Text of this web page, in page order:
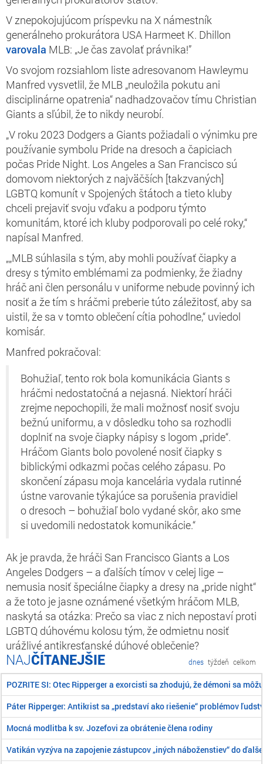
V znepokojujúcom príspevku na X námestník
generálneho prokurátora USA Harmeet K. Dhillon
varovala MLB: „Je čas zavolať právnika!”
Vo svojom rozsiahlom liste adresovanom Hawleymu
Manfred vysvetlil, že MLB „neuložila pokutu ani
disciplinárne opatrenia“ nadhadzovačov tímu Christian
Giants a sľúbil, že to nikdy neurobí.
„V roku 2023 Dodgers a Giants požiadali o výnimku pre
používanie symbolu Pride na dresoch a čapiciach
počas Pride Night. Los Angeles a San Francisco sú
domovom niektorých z najväčších [takzvaných]
LGBTQ komunít v Spojených štátoch a tieto kluby
chceli prejaviť svoju vďaku a podporu týmto
komunitám, ktoré ich kluby podporovali po celé roky,“
napísal Manfred.
„„MLB súhlasila s tým, aby mohli používať čiapky a
dresy s týmito emblémami za podmienky, že žiadny
hráč ani člen personálu v uniforme nebude povinný ich
nosiť a že tím s hráčmi preberie túto záležitosť, aby sa
uistil, že sa v tomto oblečení cítia pohodlne,“ uviedol
komisár.
Manfred pokračoval:
Bohužiaľ, tento rok bola komunikácia Giants s
hráčmi nedostatočná a nejasná. Niektorí hráči
zrejme nepochopili, že mali možnosť nosiť svoju
bežnú uniformu, a v dôsledku toho sa rozhodli
doplniť na svoje čiapky nápisy s logom „pride“.
Hráčom Giants bolo povolené nosiť čiapky s
biblickými odkazmi počas celého zápasu. Po
skončení zápasu moja kancelária vydala rutinné
ústne varovanie týkajúce sa porušenia pravidiel
o dresoch – bohužiaľ bolo vydané skôr, ako sme
si uvedomili nedostatok komunikácie.“
Ak je pravda, že hráči San Francisco Giants a Los
Angeles Dodgers – a ďalších tímov v celej lige –
nemusia nosiť špeciálne čiapky a dresy na „pride night“
a že toto je jasne oznámené všetkým hráčom MLB,
naskytá sa otázka: Prečo sa viac z nich nepostaví proti
LGBTQ dúhovému kolosu tým, že odmietnu nosiť
urážlivé antikresťanské dúhové oblečenie?
ČÍTANEJŠIE dnes týždeň celkom
POZRITE SI: Otec Ripperger a exorcisti sa zhodujú, že démoni sa
Páter Ripperger: Antikrist sa „predstaví ako riešenie“ problémov
Mocná modlitba k sv. Jozefovi za obrátenie člena rodiny
Vatikán vyzýva na zapojenie zástupcov „iných náboženstiev“ do